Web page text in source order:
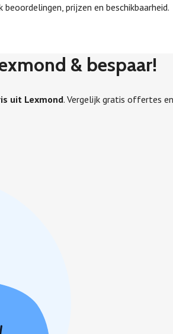
prijzen en beschikbaarheid.
& bespaar!
uit Lexmond. Vergelijk gratis offertes